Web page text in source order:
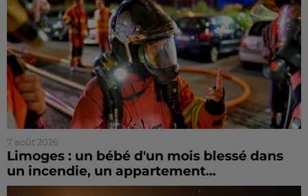
7 août 2026
Limoges : un bébé d'un mois blessé dans
un incendie, un appartement...